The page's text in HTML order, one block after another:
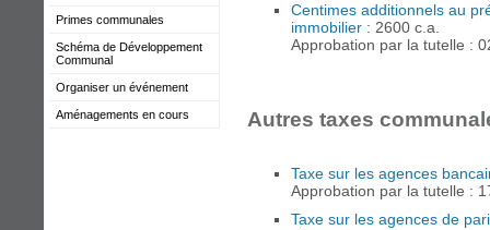
Primes communales
Schéma de Développement
Communal
Organiser un événement
Aménagements en cours
Centimes additionnels au
immobilier : 2600 c.a.
Approbation par la tutelle :
Autres taxes
Taxe sur les agences
Approbation par la tutelle :
Taxe sur les agences de